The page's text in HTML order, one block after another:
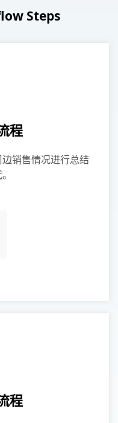
Steps
程
销售情况进行总结
程